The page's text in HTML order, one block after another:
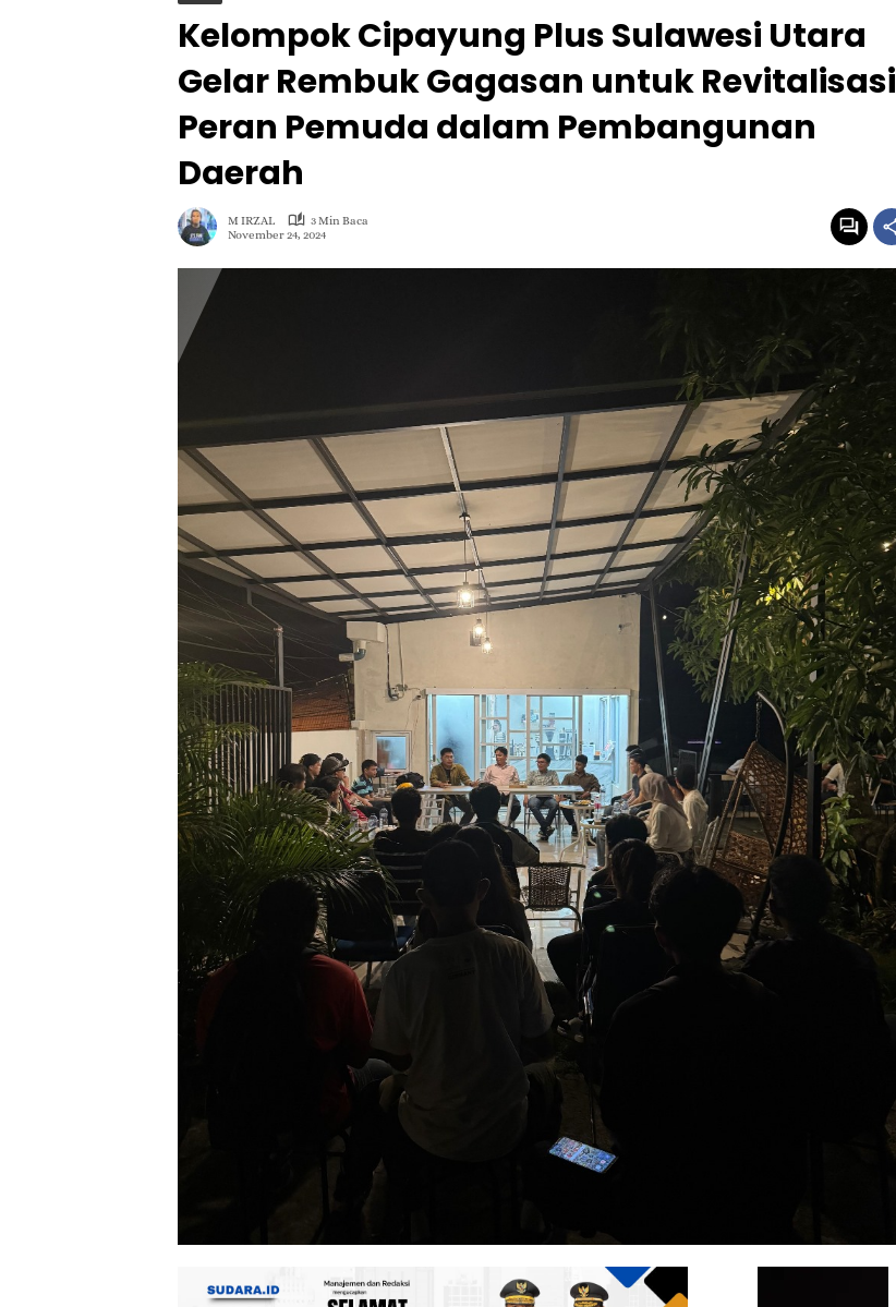
Kelompok Cipayung Plus Sulawesi Utara
Gelar Rembuk Gagasan untuk Revitalisasi
Peran Pemuda dalam Pembangunan
Daerah
M IRZAL
3 Min Baca
November 24, 2024